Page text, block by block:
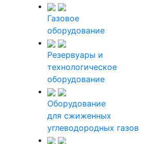
Газовое
оборудование
Резервуары и
технологическое
оборудование
Оборудование
для сжиженных
углеводородных газов